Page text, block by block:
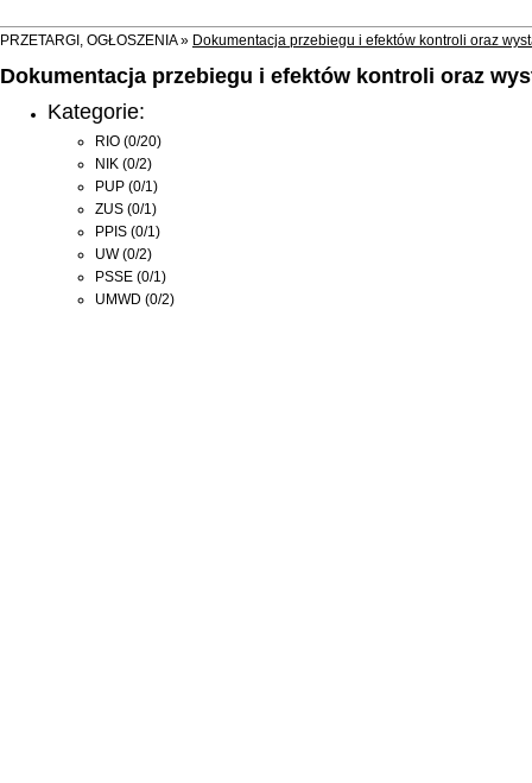
PRZETARGI, OGŁOSZENIA » Dokumentacja przebiegu i efektów kontroli oraz
Dokumentacja przebiegu i efektów kontroli oraz
Kategorie:
RIO (0/20)
NIK (0/2)
PUP (0/1)
ZUS (0/1)
PPIS (0/1)
UW(0/2)
PSSE (0/1)
UMWD (0/2)